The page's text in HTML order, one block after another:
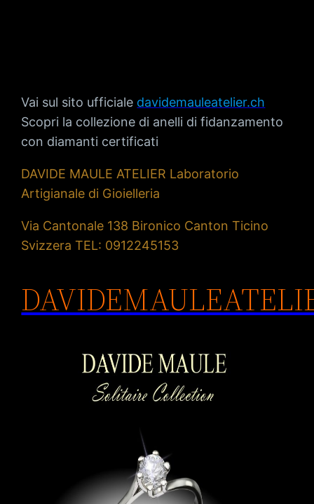
Vai sul sito ufficiale davidemauleatelier.ch
Scopri la collezione di anelli di fidanzamento
con diamanti certificati
DAVIDE MAULE ATELIER Laboratorio
Artigianale di Gioielleria
Via Cantonale 138 Bironico Canton Ticino
Svizzera TEL: 0912245153